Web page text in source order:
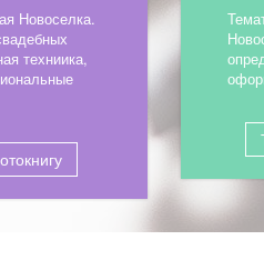
Новоселка.
техниика,